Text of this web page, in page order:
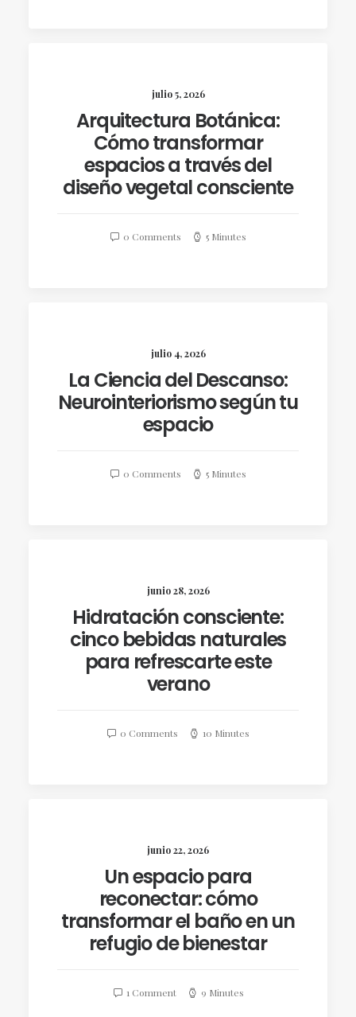
julio 5, 2026
Arquitectura Botánica:
Cómo transformar
espacios a través del
diseño vegetal consciente
0 Comments 5 Minutes
julio 4, 2026
La Ciencia del Descanso:
Neurointeriorismo según tu
espacio
0 Comments 5 Minutes
junio 28, 2026
Hidratación consciente:
cinco bebidas naturales
para refrescarte este
verano
0 Comments 10 Minutes
junio 22, 2026
Un espacio para
reconectar: cómo
transformar el baño en un
refugio de bienestar
1 Comment 9 Minutes